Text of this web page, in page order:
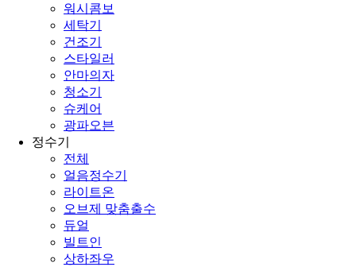
워시콤보
세탁기
건조기
스타일러
안마의자
청소기
슈케어
광파오븐
정수기
전체
얼음정수기
라이트온
오브제 맞춤출수
듀얼
빌트인
상하좌우